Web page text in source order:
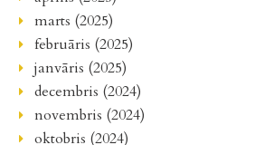
marts (2025)
februāris (2025)
janvāris (2025)
decembris (2024)
novembris (2024)
oktobris (2024)